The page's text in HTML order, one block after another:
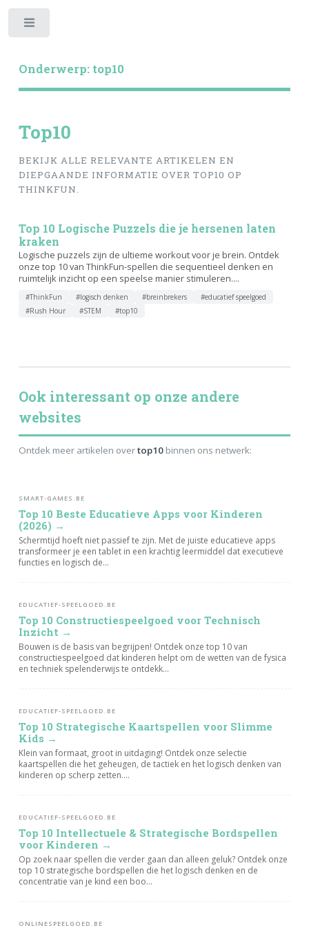
Onderwerp: top10
Top10
BEKIJK ALLE RELEVANTE ARTIKELEN EN
DIEPGAANDE INFORMATIE OVER TOP10 OP
THINKFUN.
Top 10 Logische Puzzels die je hersenen laten
kraken
Logische puzzels zijn de ultieme workout voor je brein. Ontdek
onze top 10 van ThinkFun-spellen die sequentieel denken en
ruimtelijk inzicht op een speelse manier stimuleren....
#ThinkFun #logisch denken #breinbrekers
#educatief speelgoed
#Rush Hour
#STEM #top10
Ook interessant op onze andere
websites
Ontdek meer artikelen overtop10binnen ons netwerk:
SMART-GAMES.BE
Top 10 Beste Educatieve Apps voor Kinderen
(2026) →
Schermtijd hoeft niet passief te zijn. Met de juiste educatieve apps
transformeer je een tablet in een krachtig leermiddel dat executieve
functies en logisch de...
EDUCATIEF-SPEELGOED.BE
Top 10 Constructiespeelgoed voor Technisch
Inzicht →
Bouwen is de basis van begrijpen! Ontdek onze top 10 van
constructiespeelgoed dat kinderen helpt om de wetten van de fysica
en techniek spelenderwijs te ontdekk...
EDUCATIEF-SPEELGOED.BE
Top 10 Strategische Kaartspellen voor Slimme
Kids →
Klein van formaat, groot in uitdaging! Ontdek onze selectie
kaartspellen die het geheugen, de tactiek en het logisch denken van
kinderen op scherp zetten....
EDUCATIEF-SPEELGOED.BE
Top 10 Intellectuele & Strategische Bordspellen
voor Kinderen →
Op zoek naar spellen die verder gaan dan alleen geluk? Ontdek onze
top 10 strategische bordspellen die het logisch denken en de
concentratie van je kind een boo...
ONLINESPEELGOED.BE